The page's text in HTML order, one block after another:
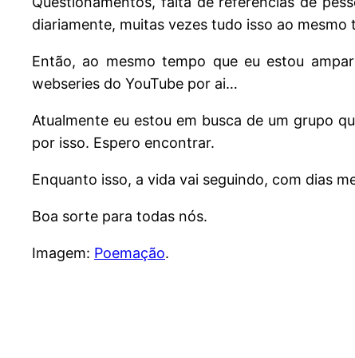
diariamente, muitas vezes tudo isso ao mesmo
Então, ao mesmo tempo que eu estou
webseries do YouTube por ai…
Atualmente eu estou em busca de um grupo
por isso. Espero encontrar.
Enquanto isso, a vida vai seguindo, com dias
Boa sorte para todas nós.
Imagem: Poemação.